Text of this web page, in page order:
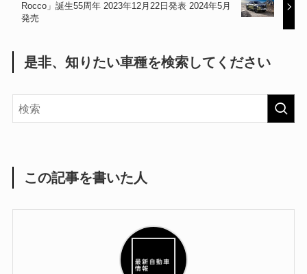
Rocco」誕生55周年 2023年12月22日発表 2024年5月
発売
是非、知りたい車種を検索してください
この記事を書いた人